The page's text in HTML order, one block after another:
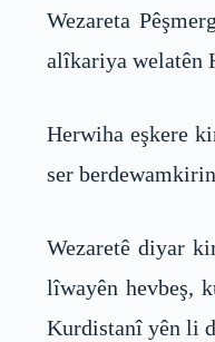
Wezareta
alîkariya welatên
Herwiha eşkere
ser
Wezaretê diyar
lîwayên hevbeş,
Kurdistanî yên li